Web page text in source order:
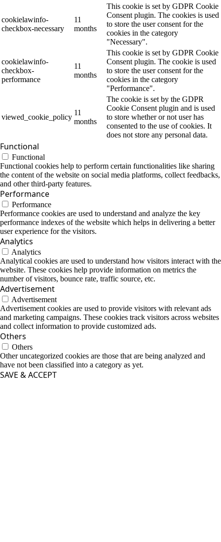
cookielawinfo-
checkbox-necessary
11
months
This cookie is set by GDPR Cookie
Consent plugin. The cookies is used
to store the user consent for the
cookies in the category
"Necessary".
cookielawinfo-
checkbox-
performance
11
months
This cookie is set by GDPR Cookie
Consent plugin. The cookie is used
to store the user consent for the
cookies in the category
"Performance".
viewed_cookie_policy
11
months
The cookie is set by the GDPR
Cookie Consent plugin and is used
to store whether or not user has
consented to the use of cookies. It
does not store any personal data.
Functional
Functional
Functional cookies help to perform certain functionalities like sharing
the content of the website on social media platforms, collect feedbacks,
and other third-party features.
Performance
Performance
Performance cookies are used to understand and analyze the key
performance indexes of the website which helps in delivering a better
user experience for the visitors.
Analytics
Analytics
Analytical cookies are used to understand how visitors interact with the
website. These cookies help provide information on metrics the
number of visitors, bounce rate, traffic source, etc.
Advertisement
Advertisement
Advertisement cookies are used to provide visitors with relevant ads
and marketing campaigns. These cookies track visitors across websites
and collect information to provide customized ads.
Others
Others
Other uncategorized cookies are those that are being analyzed and
have not been classified into a category as yet.
SAVE & ACCEPT